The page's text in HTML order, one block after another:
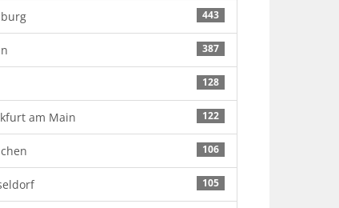
443
387
128
122
am Main
106
105